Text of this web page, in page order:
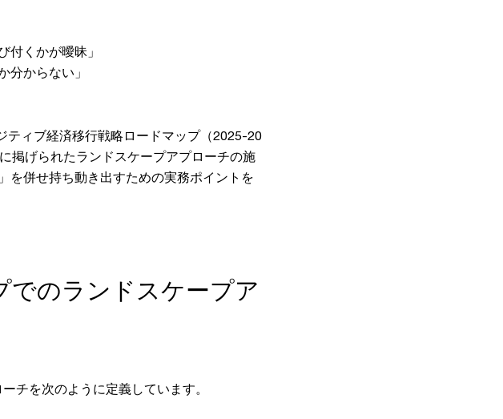
付くかが曖昧」
分からない」
ティブ経済移行戦略ロードマップ（2025-20
掲げられたランドスケープアプローチの施
を併せ持ち動き出すための実務ポイントを
でのランドスケープア
チを次のように定義しています。